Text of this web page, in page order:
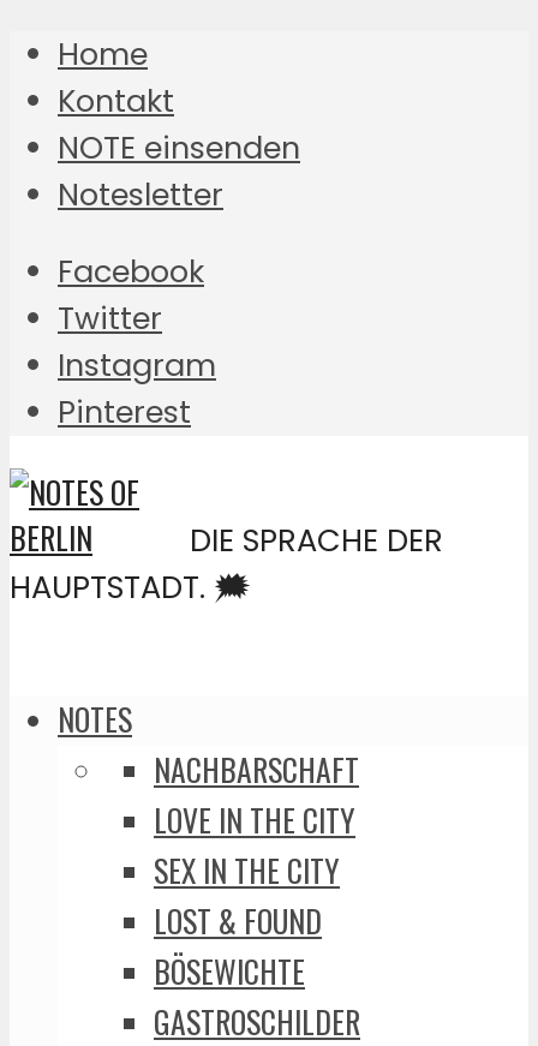
Home
Kontakt
NOTE einsenden
Notesletter
Facebook
Twitter
Instagram
Pinterest
DIE SPRACHE DER
HAUPTSTADT. 🗯️
NOTES
NACHBARSCHAFT
LOVE IN THE CITY
SEX IN THE CITY
LOST & FOUND
BÖSEWICHTE
GASTROSCHILDER